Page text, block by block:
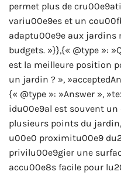
permet plus de
variu00e9es et un
adaptu00e9e aux jardins
budgets. »}},{« @type »:
est la meilleure position
un jardin ? »,
{« @type »: »Answer »,
idu00e9al est souvent
plusieurs points du
u00e0 proximitu00e9
privilu00e9gier une
accu00e8s facile pour